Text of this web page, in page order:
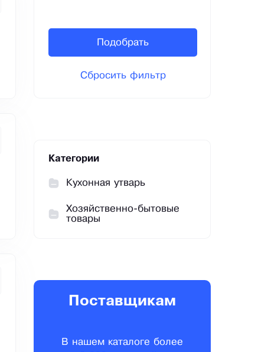
Подобрать
Сбросить фильтр
Категории
Кухонная утварь
Хозяйственно-бытовые
товары
Поставщикам
В нашем каталоге более